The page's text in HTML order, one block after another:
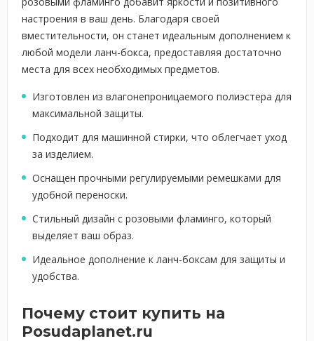
настроения в ваш день. Благодаря своей
вместительности, он станет идеальным дополнением к
любой модели ланч-бокса, предоставляя достаточно
места для всех необходимых предметов.
Изготовлен из влагонепроницаемого полиэстера для
максимальной защиты.
Подходит для машинной стирки, что облегчает уход
за изделием.
Оснащен прочными регулируемыми ремешками для
удобной переноски.
Стильный дизайн с розовыми фламинго, который
выделяет ваш образ.
Идеальное дополнение к ланч-боксам для защиты и
удобства.
Почему стоит купить на
Posudaplanet.ru